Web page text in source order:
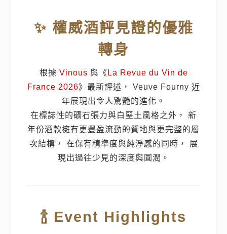
✨ 權威酒評見證的優雅
轉身
根據 Vinous 與《 La Revue du Vin de
France 2026》最新評述， Veuve Fourny 近
年展現出令人驚艷的進化。
在標誌性的礦石張力與白堊土風格之外， 新
年份酒款擁有更豐盈流動的質地與更完整的層
次結構， 在保有精準度與純淨感的同時， 展
現出過往少見的深度與圓潤。
🍾 Event Highlights